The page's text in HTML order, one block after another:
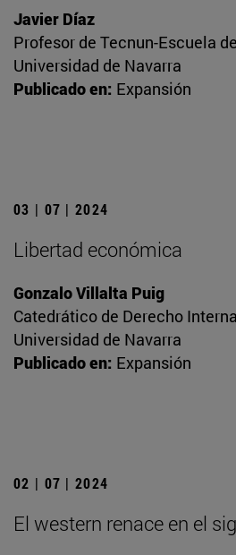
Javier Díaz
Profesor de Tecnun-Escuela
Universidad de Navarra
Publicado en: Expansión
03 | 07 | 2024
Libertad económica
Gonzalo Villalta Puig
Catedrático de Derecho
Universidad de Navarra
Publicado en: Expansión
02 | 07 | 2024
El western renace en el